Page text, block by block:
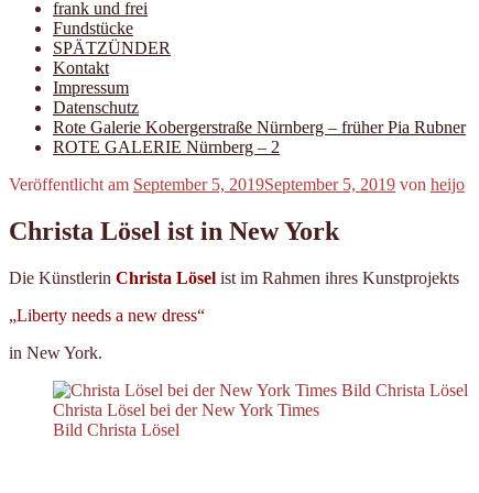
frank und frei
Fundstücke
SPÄTZÜNDER
Kontakt
Impressum
Datenschutz
Rote Galerie Kobergerstraße Nürnberg – früher Pia Rubner
ROTE GALERIE Nürnberg – 2
Veröffentlicht am September 5, 2019September 5, 2019 von heijo
Christa Lösel ist in New York
Die Künstlerin Christa Lösel ist im Rahmen ihres Kunstprojekts
„Liberty needs a new dress“
in New York.
Christa Lösel bei der New York Times
Bild Christa Lösel